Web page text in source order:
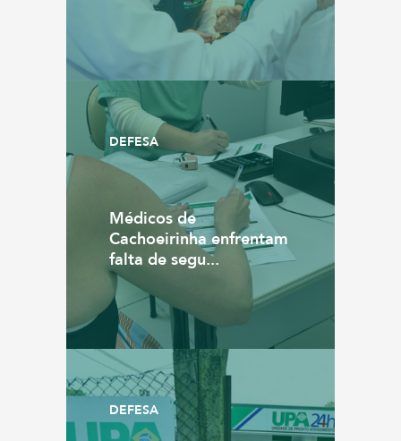
DEFESA
Médicos de
Cachoeirinha enfrentam
falta de segu...
DEFESA